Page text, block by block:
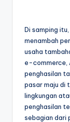
Di samping
menambah
usaha
e-commerce,
penghasilan
pasar maju di
lingkungan
penghasilan
sebagian dari